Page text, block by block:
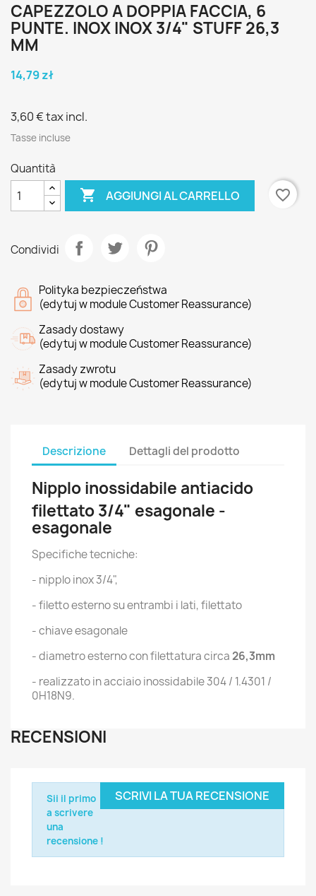
CAPEZZOLO A DOPPIA FACCIA, 6
PUNTE. INOX INOX 3/4" STUFF 26,3
MM
14,79 zł
3,60 €tax incl.
Tasse incluse
Quantità
 AGGIUNGI AL CARRELLO favorite_border
Condividi
Polityka bezpieczeństwa
(edytuj w module Customer Reassurance)
Zasady dostawy
(edytuj w module Customer Reassurance)
Zasady zwrotu
(edytuj w module Customer Reassurance)
Descrizione Dettagli del prodotto
Nipplo inossidabile antiacido
filettato 3/4" esagonale -
esagonale
Specifiche tecniche:
- nipplo inox 3/4",
- filetto esterno su entrambi i lati, filettato
- chiave esagonale
- diametro esterno con filettatura circa 26,3mm
- realizzato in acciaio inossidabile 304 / 1.4301 /
0H18N9.
RECENSIONI
SCRIVI LA TUA RECENSIONE
Sii il primo
a scrivere
una
recensione !